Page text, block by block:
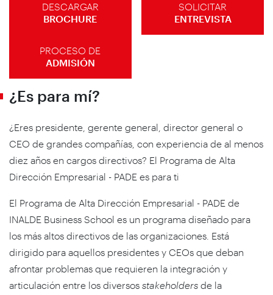
DESCARGAR
BROCHURE
SOLICITAR
ENTREVISTA
PROCESO DE
ADMISIÓN
¿Es para mí?
¿Eres presidente, gerente general, director general o
CEO de grandes compañías, con experiencia de al menos
diez años en cargos directivos? El Programa de Alta
Dirección Empresarial - PADE es para ti
El Programa de Alta Dirección Empresarial - PADE de
INALDE Business School es un programa diseñado para
los más altos directivos de las organizaciones. Está
dirigido para aquellos presidentes y CEOs que deban
afrontar problemas que requieren la integración y
articulación entre los diversos stakeholders de la